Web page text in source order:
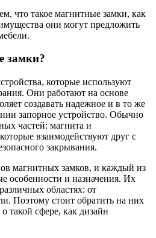
что такое магнитные замки, как
они могут предложить
замки?
которые используют
Они работают на основе
создавать надежное и в то же
запорное устройство. Обычно
частей: магнита и
взаимодействуют друг с
закрывания.
магнитных замков, и каждый из
особенности и назначения. Их
областях: от
Поэтому стоит обратить на них
такой сфере, как дизайн